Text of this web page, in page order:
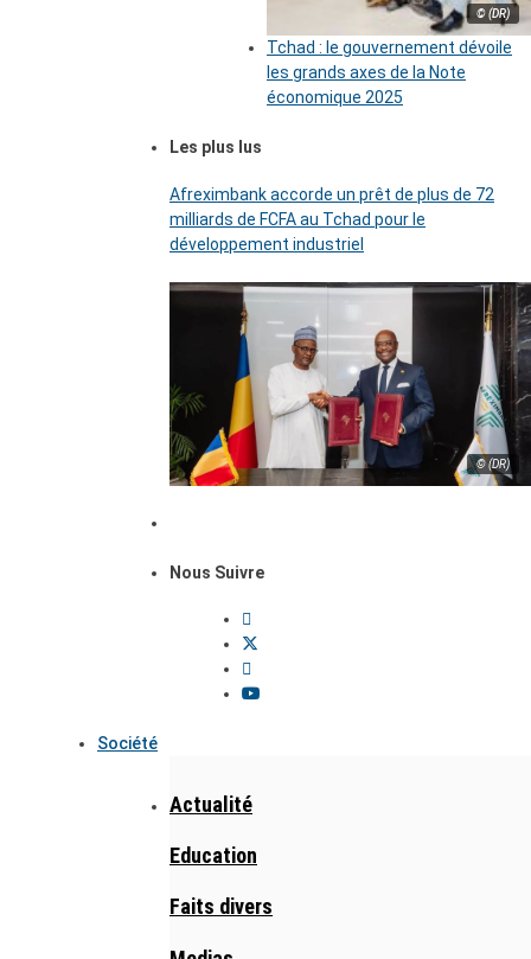
© (DR)
Tchad : le gouvernement dévoile
les grands axes de la Note
économique 2025
Les plus lus
Afreximbank accorde un prêt de plus de 72
milliards de FCFA au Tchad pour le
développement industriel
© (DR)
Nous Suivre
Société
Actualité
Education
Faits divers